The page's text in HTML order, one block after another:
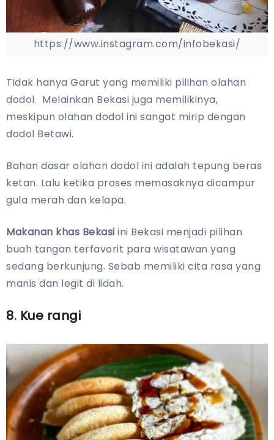
https://www.instagram.com/infobekasi/
Tidak hanya Garut yang memiliki pilihan olahan
dodol. Melainkan Bekasi juga memilikinya,
meskipun olahan dodol ini sangat mirip dengan
dodol Betawi.
Bahan dasar olahan dodol ini adalah tepung beras
ketan. Lalu ketika proses memasaknya dicampur
gula merah dan kelapa.
Makanan khas Bekasi ini Bekasi menjadi pilihan
buah tangan terfavorit para wisatawan yang
sedang berkunjung. Sebab memiliki cita rasa yang
manis dan legit di lidah.
8. Kue rangi